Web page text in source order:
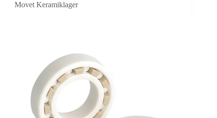
Movet Keramiklager